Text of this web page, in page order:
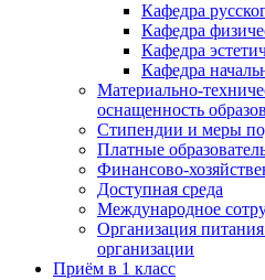
Кафедра
Кафедра
Кафедра
Кафедра
Материально-
оснащенность
Стипендии и меры
Платные
Финансово-
Доступная среда
Международное
Организация
организации
Приём в 1 класс